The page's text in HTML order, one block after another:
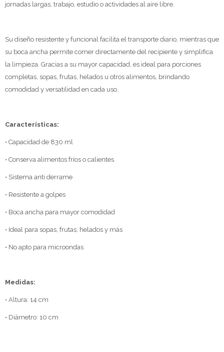
jornadas largas, trabajo, estudio o actividades al aire libre.
Su diseño resistente y funcional facilita el transporte diario, mientras que
su boca ancha permite comer directamente del recipiente y simplifica
la limpieza. Gracias a su mayor capacidad, es ideal para porciones
completas, sopas, frutas, helados u otros alimentos, brindando
comodidad y versatilidad en cada uso.
Características:
• Capacidad de 830 ml
• Conserva alimentos fríos o calientes
• Sistema anti derrame
• Resistente a golpes
• Boca ancha para mayor comodidad
• Ideal para sopas, frutas, helados y más
• No apto para microondas
Medidas:
• Altura: 14 cm
• Diámetro: 10 cm